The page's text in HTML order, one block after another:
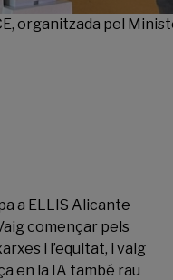
organitzada pel
a ELLIS Alicante
començar pels
i l’equitat, i vaig
en la IA també rau